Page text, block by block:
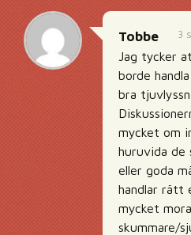
3
Tobbe
Jag tycker
borde
bra
mycket om
huruvida de
eller goda
handlar rätt
mycket
skummare/